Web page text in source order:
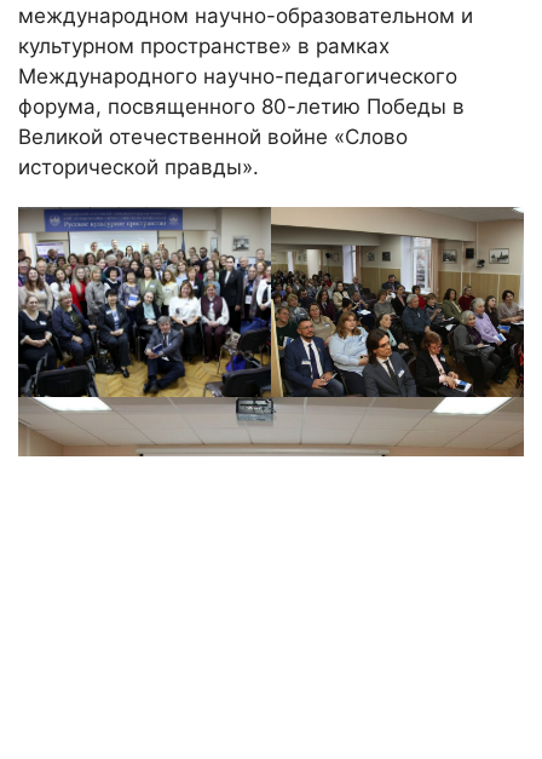
международном научно-образовательном и
культурном пространстве» в рамках
Международного научно-педагогического
форума, посвященного 80-летию Победы в
Великой отечественной войне «Слово
исторической правды».